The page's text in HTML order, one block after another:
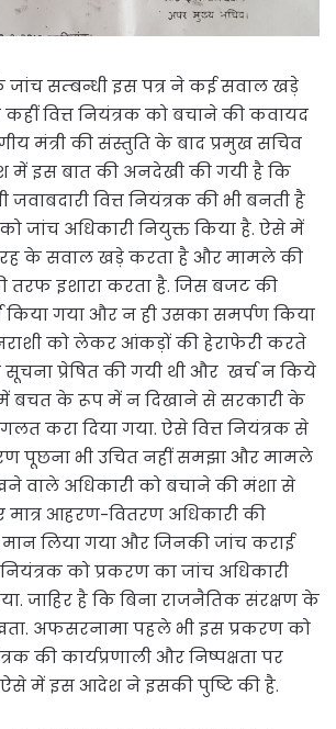
सम्बन्धी इस पत्र ने कई सवाल खड़े
वित्त नियंत्रक को बचाने की कवायद
मंत्री की संस्तुति के बाद प्रमुख सचिव
में इस बात की अनदेखी की गयी है कि
जवाबदारी वित्त नियंत्रक की भी बनती है
जांच अधिकारी नियुक्त किया है. ऐसे में
के सवाल खड़े करता है और मामले की
तरफ इशारा करता है. जिस बजट की
किया गया और न ही उसका समर्पण किया
को लेकर आंकड़ों की हेराफेरी करते
प्रेषित की गयी थी और खर्च न किये
बचत के रूप में न दिखाने से सरकारी के
करा दिया गया. ऐसे वित्त नियंत्रक से
पूछना भी उचित नहीं समझा और मामले
वाले अधिकारी को बचाने की मंशा से
मात्र आहरण-वितरण अधिकारी की
लिया गया और जिनकी जांच कराई
नियंत्रक को प्रकरण का जांच अधिकारी
जाहिर है कि बिना राजनैतिक संरक्षण के
अफसरनामा पहले भी इस प्रकरण को
की कार्यप्रणाली और निष्पक्षता पर
में इस आदेश ने इसकी पुष्टि की है.